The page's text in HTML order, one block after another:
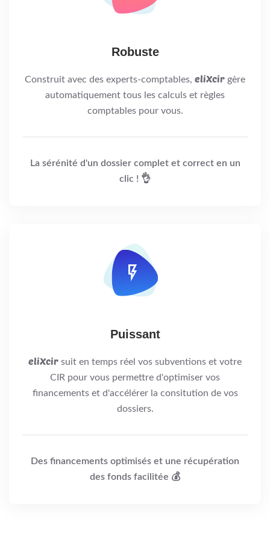
Robuste
Construit avec des experts-comptables, eliXcir gère
automatiquement tous les calculs et règles
comptables pour vous.
La sérénité d'un dossier complet et correct en un
clic ! 👌
Puissant
eliXcir suit en temps réel vos subventions et votre
CIR pour vous permettre d'optimiser vos
financements et d'accélérer la consitution de vos
dossiers.
Des financements optimisés et une récupération
des fonds facilitée 💰